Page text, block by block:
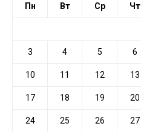
Пн Вт Ср Чт
3 4 5 6
10 11 12 13
17 18 19 20
24 25 26 27